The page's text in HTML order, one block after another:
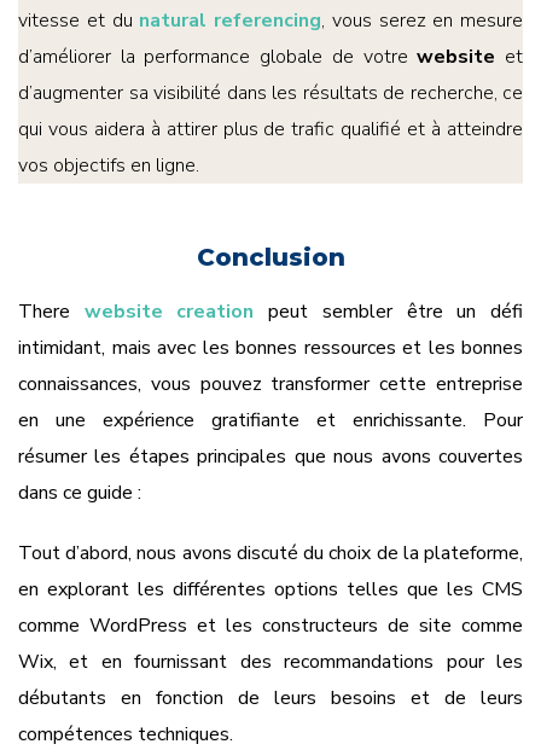
vitesse et du natural referencing, vous serez en mesure
d’améliorer la performance globale de votrewebsite et
d’augmenter sa visibilité dans les résultats de recherche, ce
qui vous aidera à attirer plus de trafic qualifié et à atteindre
vos objectifs en ligne.
Conclusion
There website creation peut sembler être un défi
intimidant, mais avec les bonnes ressources et les bonnes
connaissances, vous pouvez transformer cette entreprise
en une expérience gratifiante et enrichissante. Pour
résumer les étapes principales que nous avons couvertes
dans ce guide :
Tout d’abord, nous avons discuté du choix de la plateforme,
en explorant les différentes options telles que les CMS
comme WordPress et les constructeurs de site comme
Wix, et en fournissant des recommandations pour les
débutants en fonction de leurs besoins et de leurs
compétences techniques.